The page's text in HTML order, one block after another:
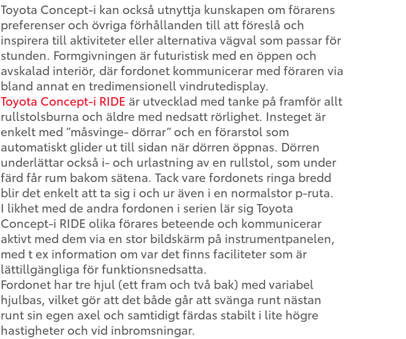
Toyota Concept-i kan också utnyttja kunskapen om förarens
preferenser och övriga förhållanden till att föreslå och
inspirera till aktiviteter eller alternativa vägval som passar för
stunden. Formgivningen är futuristisk med en öppen och
avskalad interiör, där fordonet kommunicerar med föraren via
bland annat en tredimensionell vindrutedisplay.
Toyota Concept-i RIDE är utvecklad med tanke på framför allt
rullstols­burna och äldre med nedsatt rörlighet. Insteget är
enkelt med ”måsvinge- dörrar” och en förarstol som
automatiskt glider ut till sidan när dörren öppnas. Dörren
underlättar också i- och urlastning av en rullstol, som under
färd får rum bakom sätena. Tack vare fordonets ringa bredd
blir det enkelt att ta sig i och ur även i en normalstor p-ruta.
I likhet med de andra fordonen i serien lär sig Toyota
Concept-i RIDE olika förares beteende och kommunicerar
aktivt med dem via en stor bildskärm på instrumentpanelen,
med t ex information om var det finns faciliteter som är
lättillgängliga för funktionsnedsatta.
Fordonet har tre hjul (ett fram och två bak) med variabel
hjulbas, vilket gör att det både går att svänga runt nästan
runt sin egen axel och samtidigt färdas stabilt i lite högre
hastigheter och vid inbromsningar.